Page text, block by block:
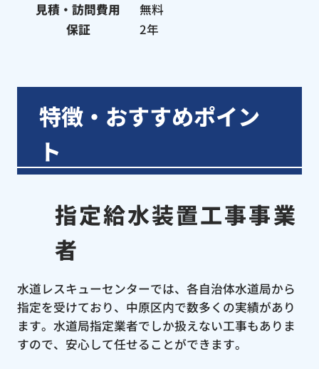
見積・訪問費用
無料
保証
2年
特徴・おすすめポイン
ト
指定給水装置工事事業
者
水道レスキューセンターでは、各自治体水道局から
指定を受けており、中原区内で数多くの実績があり
ます。水道局指定業者でしか扱えない工事もありま
すので、安心して任せることができます。